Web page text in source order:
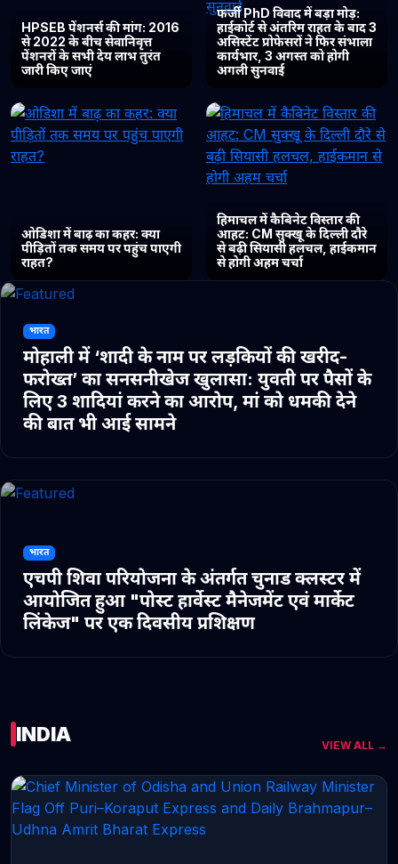
HPSEB पेंशनर्स की मांग: 2016
से 2022 के बीच सेवानिवृत्त
पेंशनरों के सभी देय लाभ तुरंत
जारी किए जाएं
फर्जी PhD विवाद में बड़ा मोड़:
हाईकोर्ट से अंतरिम राहत के बाद 3
असिस्टेंट प्रोफेसरों ने फिर संभाला
कार्यभार, 3 अगस्त को होगी
अगली सुनवाई
ओडिशा में बाढ़ का कहर: क्या
पीड़ितों तक समय पर पहुंच पाएगी
राहत?
हिमाचल में कैबिनेट विस्तार की
आहट: CM सुक्खू के दिल्ली दौरे
से बढ़ी सियासी हलचल, हाईकमान
से होगी अहम चर्चा
भारत
मोहाली में ‘शादी के नाम पर लड़कियों की खरीद-
फरोख्त’ का सनसनीखेज खुलासा: युवती पर पैसों के
लिए 3 शादियां करने का आरोप, मां को धमकी देने
की बात भी आई सामने
भारत
एचपी शिवा परियोजना के अंतर्गत चुनाड क्लस्टर में
आयोजित हुआ "पोस्ट हार्वेस्ट मैनेजमेंट एवं मार्केट
लिंकेज" पर एक दिवसीय प्रशिक्षण
INDIA VIEW ALL →